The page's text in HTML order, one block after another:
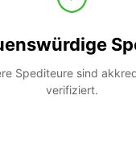
Spediteure sind
verifiziert.